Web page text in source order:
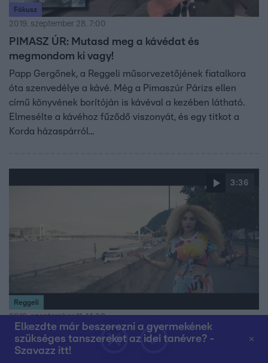
Elkezdte már beszerezni a gyermekének
szükséges tanszereket az idei tanévre? -
Szavazz itt!
Fókusz
2019. szeptember 28. 7:00
PIMASZ ÚR: Mutasd meg a kávédat és
megmondom ki vagy!
Papp Gergőnek, a Reggeli műsorvezetőjének fiatalkora
óta szenvedélye a kávé. Még a Pimaszúr Párizs ellen
című könyvének borítóján is kávéval a kezében látható.
Elmesélte a kávéhoz fűződő viszonyát, és egy titkot a
Korda házaspárról...
3:36
Reggeli
2019. szeptember 11. 14:00
Klippremier! Opitz Barbi - Meddig várjak?
Elkészült az énekesnő legújabb videoklipje, melyet